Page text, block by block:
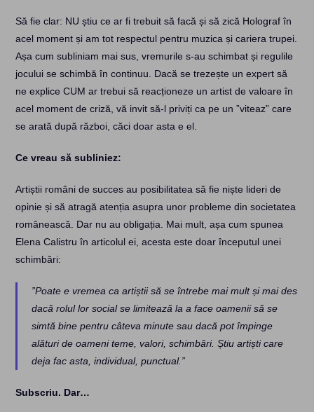
Să fie clar: NU știu ce ar fi trebuit să facă și să zică Holograf în
acel moment și am tot respectul pentru muzica și cariera trupei.
Așa cum subliniam mai sus, vremurile s-au schimbat și regulile
jocului se schimbă în continuu. Dacă se trezește un expert să
ne explice CUM ar trebui să reacționeze un artist de valoare în
acel moment de criză, vă invit să-l priviți ca pe un ”viteaz” care
se arată după război, căci doar asta e el.
Ce vreau să subliniez:
Artiștii români de succes au posibilitatea să fie niște lideri de
opinie și să atragă atenția asupra unor probleme din societatea
românească. Dar nu au obligația. Mai mult, așa cum spunea
Elena Calistru în articolul ei, acesta este doar începutul unei
schimbări:
”Poate e vremea ca artiștii să se întrebe mai mult și mai des
dacă rolul lor social se limitează la a face oamenii să se
simtă bine pentru câteva minute sau dacă pot împinge
alături de oameni teme, valori, schimbări. Știu artiști care
deja fac asta, individual, punctual.”
Subscriu. Dar…